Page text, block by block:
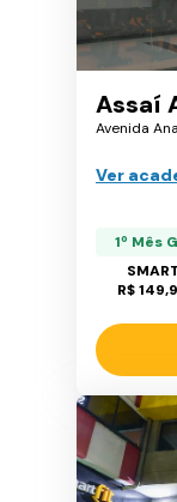
Assaí
Avenida
Ver
1º Mês
R$